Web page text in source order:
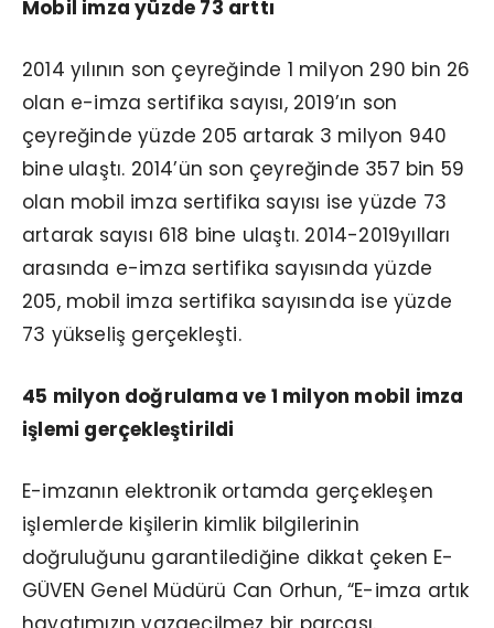
Mobil imza yüzde 73 arttı
2014 yılının son çeyreğinde 1 milyon 290 bin 26
olan e-imza sertifika sayısı, 2019’ın son
çeyreğinde yüzde 205 artarak 3 milyon 940
bine ulaştı. 2014’ün son çeyreğinde 357 bin 59
olan mobil imza sertifika sayısı ise yüzde 73
artarak sayısı 618 bine ulaştı. 2014-2019yılları
arasında e-imza sertifika sayısında yüzde
205, mobil imza sertifika sayısında ise yüzde
73 yükseliş gerçekleşti.
45 milyon doğrulama ve 1 milyon mobil imza
işlemi gerçekleştirildi
E-imzanın elektronik ortamda gerçekleşen
işlemlerde kişilerin kimlik bilgilerinin
doğruluğunu garantilediğine dikkat çeken E-
GÜVEN Genel Müdürü Can Orhun, “E-imza artık